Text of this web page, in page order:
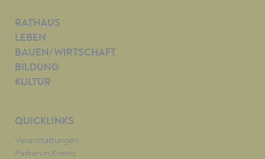
RATHAUS
LEBEN
BAUEN/WIRTSCHAFT
BILDUNG
KULTUR
QUICKLINKS
Veranstaltungen
Parken in Krems